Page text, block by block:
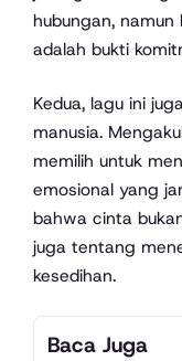
hubungan,
adalah bukti
Kedua, lagu ini
manusia.
memilih untuk
emosional yang
bahwa cinta
juga tentang
kesedihan.
Baca Juga